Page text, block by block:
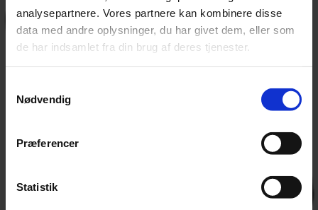
analysepartnere. Vores partnere kan kombinere disse
data med andre oplysninger, du har givet dem, eller som
de har indsamlet fra din brug af deres tjenester.
Nødvendig
Præferencer
Statistik